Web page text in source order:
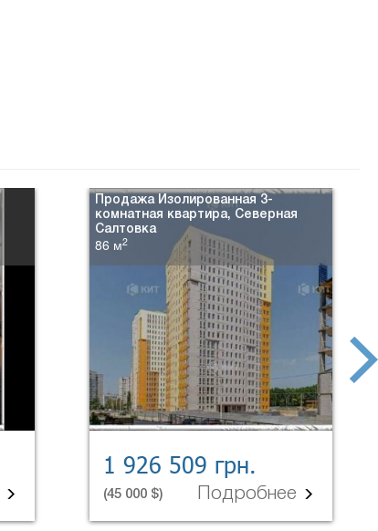
Продажа Изолированная 3-
комнатная квартира, Северная
Салтовка
86 м2
1 926 509 грн.
(45 000 $) Подробнее
next